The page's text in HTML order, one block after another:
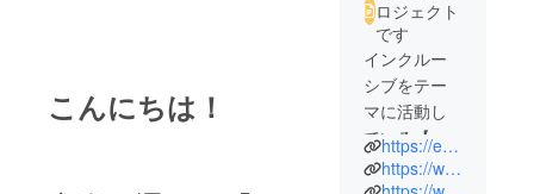
こんにちは！
ロジェクト
です
インクルー
シブをテー
マに活動し
ている【に
じのわ】で
す。
https://erika-music.localinfo.jp/
https://www.instagram.com/elly_teem16?igsh=OWllZ2FubjdldDMz